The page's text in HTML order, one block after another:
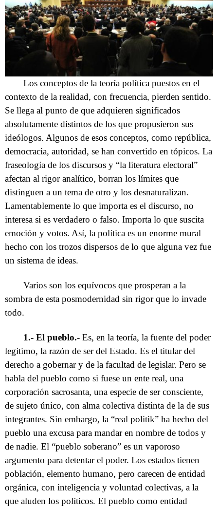
Los conceptos de la teoría política puestos en el
contexto de la realidad, con frecuencia, pierden sentido.
Se llega al punto de que adquieren significados
absolutamente distintos de los que propusieron sus
ideólogos. Algunos de esos conceptos, como república,
democracia, autoridad, se han convertido en tópicos. La
fraseología de los discursos y “la literatura electoral”
afectan al rigor analítico, borran los límites que
distinguen a un tema de otro y los desnaturalizan.
Lamentablemente lo que importa es el discurso, no
interesa si es verdadero o falso. Importa lo que suscita
emoción y votos. Así, la política es un enorme mural
hecho con los trozos dispersos de lo que alguna vez fue
un sistema de ideas.
Varios son los equívocos que prosperan a la
sombra de esta posmodernidad sin rigor que lo invade
todo.
1.- El pueblo.- Es, en la teoría, la fuente del poder
legítimo, la razón de ser del Estado. Es el titular del
derecho a gobernar y de la facultad de legislar. Pero se
habla del pueblo como si fuese un ente real, una
corporación sacrosanta, una especie de ser consciente,
de sujeto único, con alma colectiva distinta de la de sus
integrantes. Sin embargo, la “real politik” ha hecho del
pueblo una excusa para mandar en nombre de todos y
de nadie. El “pueblo soberano” es un vaporoso
argumento para detentar el poder. Los estados tienen
población, elemento humano, pero carecen de entidad
orgánica, con inteligencia y voluntad colectivas, a la
que aluden los políticos. El pueblo como entidad